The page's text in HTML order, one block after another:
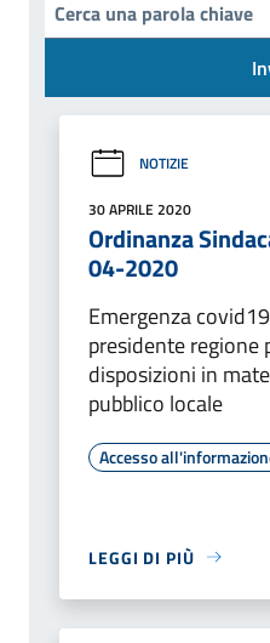
NOTIZIE
30 APRILE 2020
Ordinanza
04-2020
Emergenza
presidente
disposizioni in
pubblico locale
Accesso
LEGGI DI PIÙ